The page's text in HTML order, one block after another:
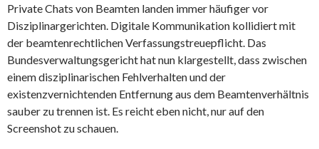
Private Chats von Beamten landen immer häufiger vor
Disziplinargerichten. Digitale Kommunikation kollidiert mit
der beamtenrechtlichen Verfassungstreuepflicht. Das
Bundesverwaltungsgericht hat nun klargestellt, dass zwischen
einem disziplinarischen Fehlverhalten und der
existenzvernichtenden Entfernung aus dem Beamtenverhältnis
sauber zu trennen ist. Es reicht eben nicht, nur auf den
Screenshot zu schauen.